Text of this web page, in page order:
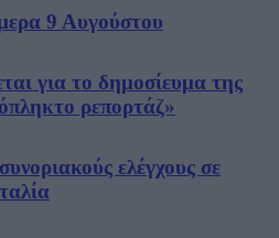
9 Αυγούστου
για το δημοσίευμα της
ρεπορτάζ»
ελέγχους σε